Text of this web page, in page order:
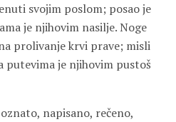
svojim poslom; posao je
je njihovim nasilje. Noge
prolivanje krvi prave; misli
putevima je njihovim pustoš
napisano, rečeno,